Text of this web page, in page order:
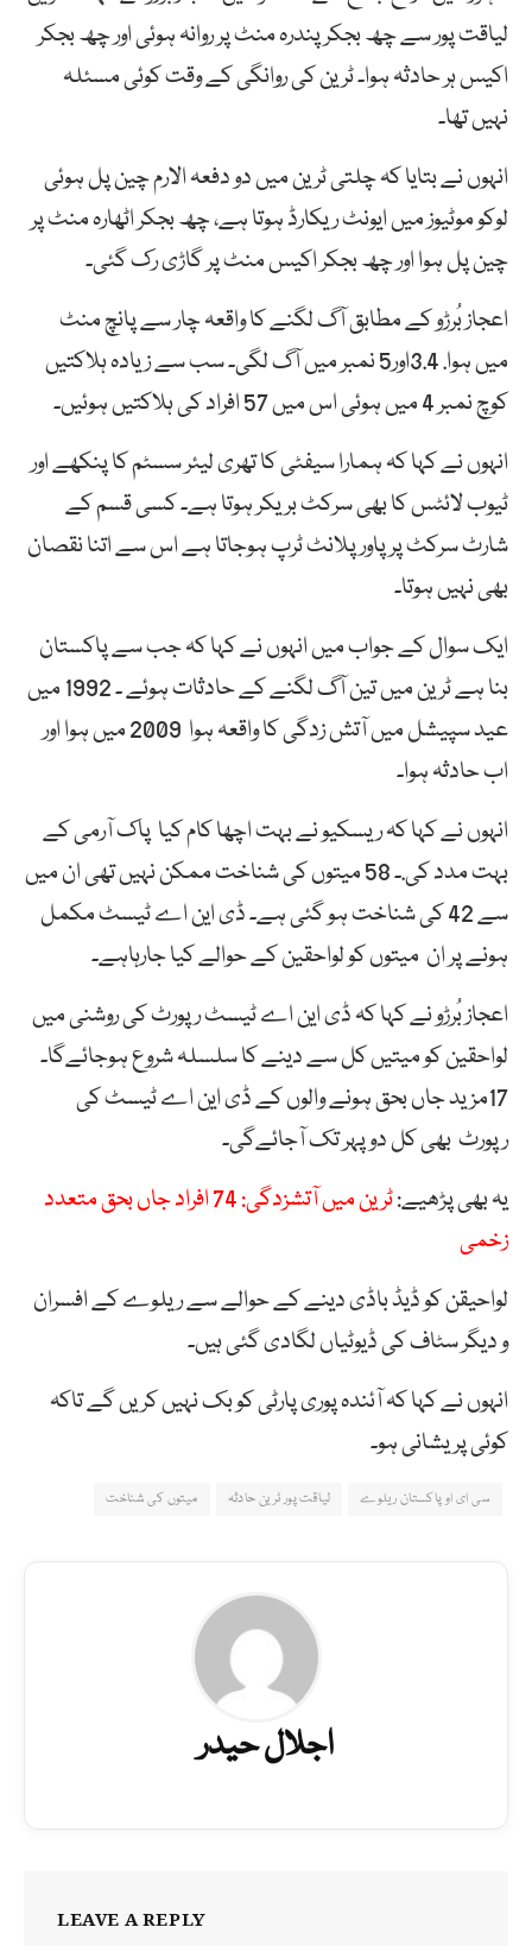
لیاقت پور سے چھ بجکر پندرہ منٹ پر روانہ ہوئی اور چھ بجکر
اکیس ہر حادثہ ہوا۔ ٹرین کی روانگی کے وقت کوئی مسئلہ
نہیں تھا۔
انہوں نے بتایا کہ چلتی ٹرین میں دو دفعہ الارم چین پل ہوئی
لوکو موٹیوز میں ایونٹ ریکارڈ ہوتا ہے، چھ بجکر اٹھارہ منٹ پر
چین پل ہوا اور چھ بجکر اکیس منٹ پر گاڑی رک گئی۔
اعجاز بُرڑو کے مطابق آگ لگنے کا واقعہ چار سے پانچ منٹ
میں ہوا. 3.4اور5 نمبر میں آگ لگی۔ سب سے زیادہ ہلاکتیں
کوچ نمبر 4 میں ہوئی اس میں 57 افراد کی ہلاکتیں ہوئیں۔
انہوں نے کہا کہ ہمارا سیفٹی کا تھری لیئر سسٹم کا پنکھے اور
ٹیوب لائٹس کا بھی سرکٹ بریکر ہوتا ہے۔ کسی قسم کے
شارٹ سرکٹ پر پاور پلانٹ ٹرپ ہوجاتا ہے اس سے اتنا نقصان
بھی نہیں ہوتا۔
ایک سوال کے جواب میں انہوں نے کہا کہ جب سے پاکستان
بنا ہے ٹرین میں تین آگ لگنے کے حادثات ہوئے ۔ 1992 میں
عید سپیشل میں آتش زدگی کا واقعہ ہوا 2009 میں ہوا اور
اب حادثہ ہوا۔
انہوں نے کہا کہ ریسکیو نے بہت اچھا کام کیا پاک آرمی کے
بہت مدد کی.۔ 58 میتوں کی شناخت ممکن نہیں تھی ان میں
سے 42 کی شناخت ہو گئی ہے۔ ڈی این اے ٹیسٹ مکمل
ہونے پر ان میتوں کو لواحقین کے حوالے کیا جارہاہے۔
اعجاز بُرڑو نے کہا کہ ڈی این اے ٹیسٹ رپورٹ کی روشنی میں
لواحقین کو میتیں کل سے دینے کا سلسلہ شروع ہوجائےگا۔
17مزید جاں بحق ہونے والوں کے ڈی این اے ٹیسٹ کی
رپورٹ بھی کل دوپہر تک آجائےگی۔
یہ بھی پڑھیے:
ٹرین میں آتشزدگی: 74 افراد جاں بحق متعدد
زخمی
لواحیقن کو ڈیڈ باڈی دینے کے حوالے سے ریلوے کے افسران
و دیگر سٹاف کی ڈیوٹیاں لگادی گئی ہیں۔
انہوں نے کہا کہ آئندہ پوری پارٹی کو بک نہیں کریں گے تاکہ
کوئی پریشانی ہو۔
سی ای او پاکستان ریلوے لیاقت پور ٹرین حادثہ میتوں کی شناخت
اجلال حیدر
LEAVE A REPLY